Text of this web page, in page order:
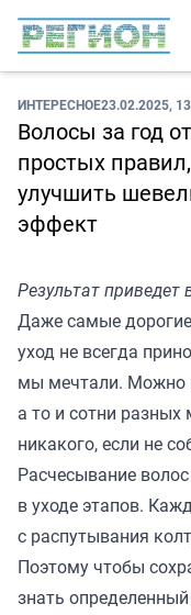
ИНТЕРЕСНОЕ23.02.2025,
Волосы за год
простых
улучшить
эффект
Результат приведет
Даже самые
уход не всегда
мы мечтали. Можно
а то и сотни
никакого, если не
Расчесывание
в уходе этапов.
с распутывания
Поэтому чтобы
знать